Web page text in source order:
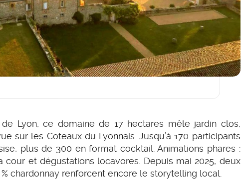
Lyon, ce domaine de 17 hectares mêle jardin clos,
sur les Coteaux du Lyonnais. Jusqu’à 170 participants
plus de 300 en format cocktail. Animations phares :
et dégustations locavores. Depuis mai 2025, deux
chardonnay renforcent encore le storytelling local.